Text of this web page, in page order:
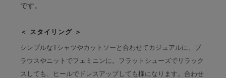
です。
＜ スタイリング ＞
シンプルなTシャツやカットソーと合わせてカジュアルに、ブ
ラウスやニットでフェミニンに。フラットシューズでリラック
スしても、ヒールでドレスアップしても様になります。合わせ